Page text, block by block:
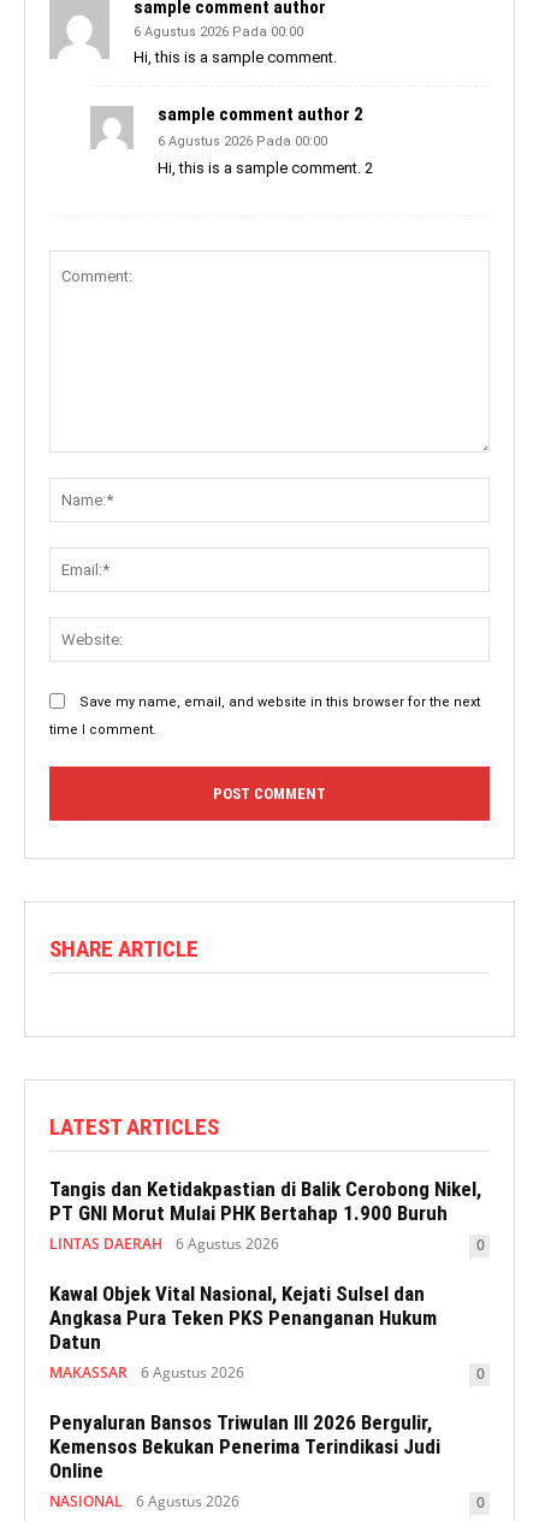
sample comment author
6 Agustus 2026 Pada 00:00
Hi, this is a sample comment.
sample comment author 2
6 Agustus 2026 Pada 00:00
Hi, this is a sample comment. 2
Save my name, email, and website in this browser for the next
time I comment.
SHARE ARTICLE
LATEST ARTICLES
Tangis dan Ketidakpastian di Balik Cerobong Nikel,
PT GNI Morut Mulai PHK Bertahap 1.900 Buruh
LINTAS DAERAH 6 Agustus 2026 0
Kawal Objek Vital Nasional, Kejati Sulsel dan
Angkasa Pura Teken PKS Penanganan Hukum
Datun
MAKASSAR 6 Agustus 2026 0
Penyaluran Bansos Triwulan III 2026 Bergulir,
Kemensos Bekukan Penerima Terindikasi Judi
Online
NASIONAL 6 Agustus 2026 0